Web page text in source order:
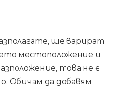
ще варират
местоположение и
това не е
Обичам да добавям